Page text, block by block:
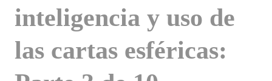
inteligencia y uso de
las cartas esféricas: